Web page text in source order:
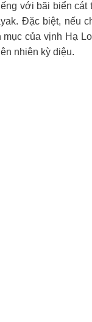
với bãi biển
Đặc biệt, nếu
của vịnh Hạ
nhiên kỳ diệu.